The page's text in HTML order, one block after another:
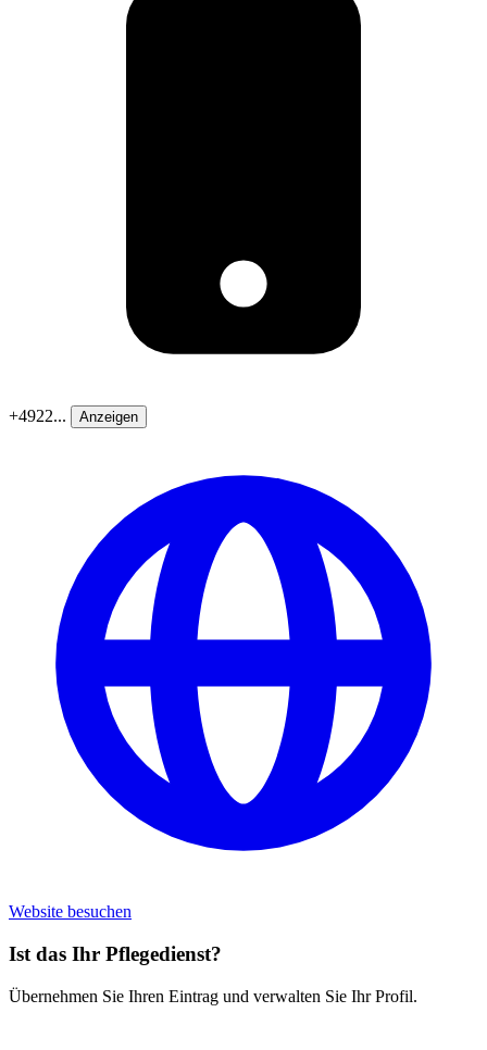
+4922... Anzeigen
Website besuchen
Ist das Ihr Pflegedienst?
Übernehmen Sie Ihren Eintrag und verwalten Sie Ihr Profil.